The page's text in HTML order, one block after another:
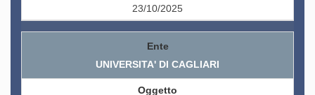
23/10/2025
UNIVERSITA' DI CAGLIARI